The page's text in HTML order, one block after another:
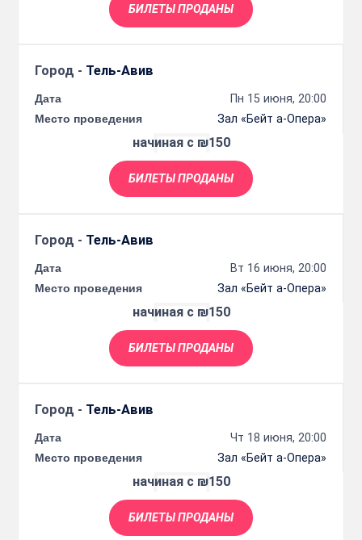
БИЛЕТЫ ПРОДАНЫ
Город - Тель-Авив
Дата
Пн 15 июня, 20:00
Место проведения
Зал «Бейт а-Опера»
начиная с ₪150
БИЛЕТЫ ПРОДАНЫ
Город - Тель-Авив
Дата
Вт 16 июня, 20:00
Место проведения
Зал «Бейт а-Опера»
начиная с ₪150
БИЛЕТЫ ПРОДАНЫ
Город - Тель-Авив
Дата
Чт 18 июня, 20:00
Место проведения
Зал «Бейт а-Опера»
начиная с ₪150
БИЛЕТЫ ПРОДАНЫ